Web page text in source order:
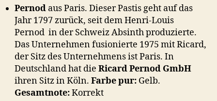
Pernod aus Paris. Dieser Pastis geht auf das
Jahr 1797 zurück, seit dem Henri-Louis
Pernod in der Schweiz Absinth produzierte.
Das Unternehmen fusionierte 1975 mit Ricard,
der Sitz des Unternehmens ist Paris. In
Deutschland hat die Ricard Pernod GmbH
ihren Sitz in Köln. Farbe pur: Gelb.
Gesamtnote:Korrekt